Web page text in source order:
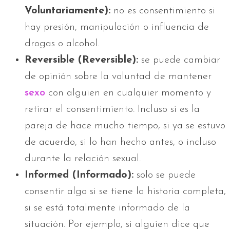
Voluntariamente): no es consentimiento si
hay presión, manipulación o influencia de
drogas o alcohol.
Reversible (Reversible): se puede cambiar
de opinión sobre la voluntad de mantener
sexo con alguien en cualquier momento y
retirar el consentimiento. Incluso si es la
pareja de hace mucho tiempo, si ya se estuvo
de acuerdo, si lo han hecho antes, o incluso
durante la relación sexual.
Informed (Informado): solo se puede
consentir algo si se tiene la historia completa,
si se está totalmente informado de la
situación. Por ejemplo, si alguien dice que